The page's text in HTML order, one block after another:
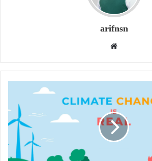
arifnsn
b
s
t
e